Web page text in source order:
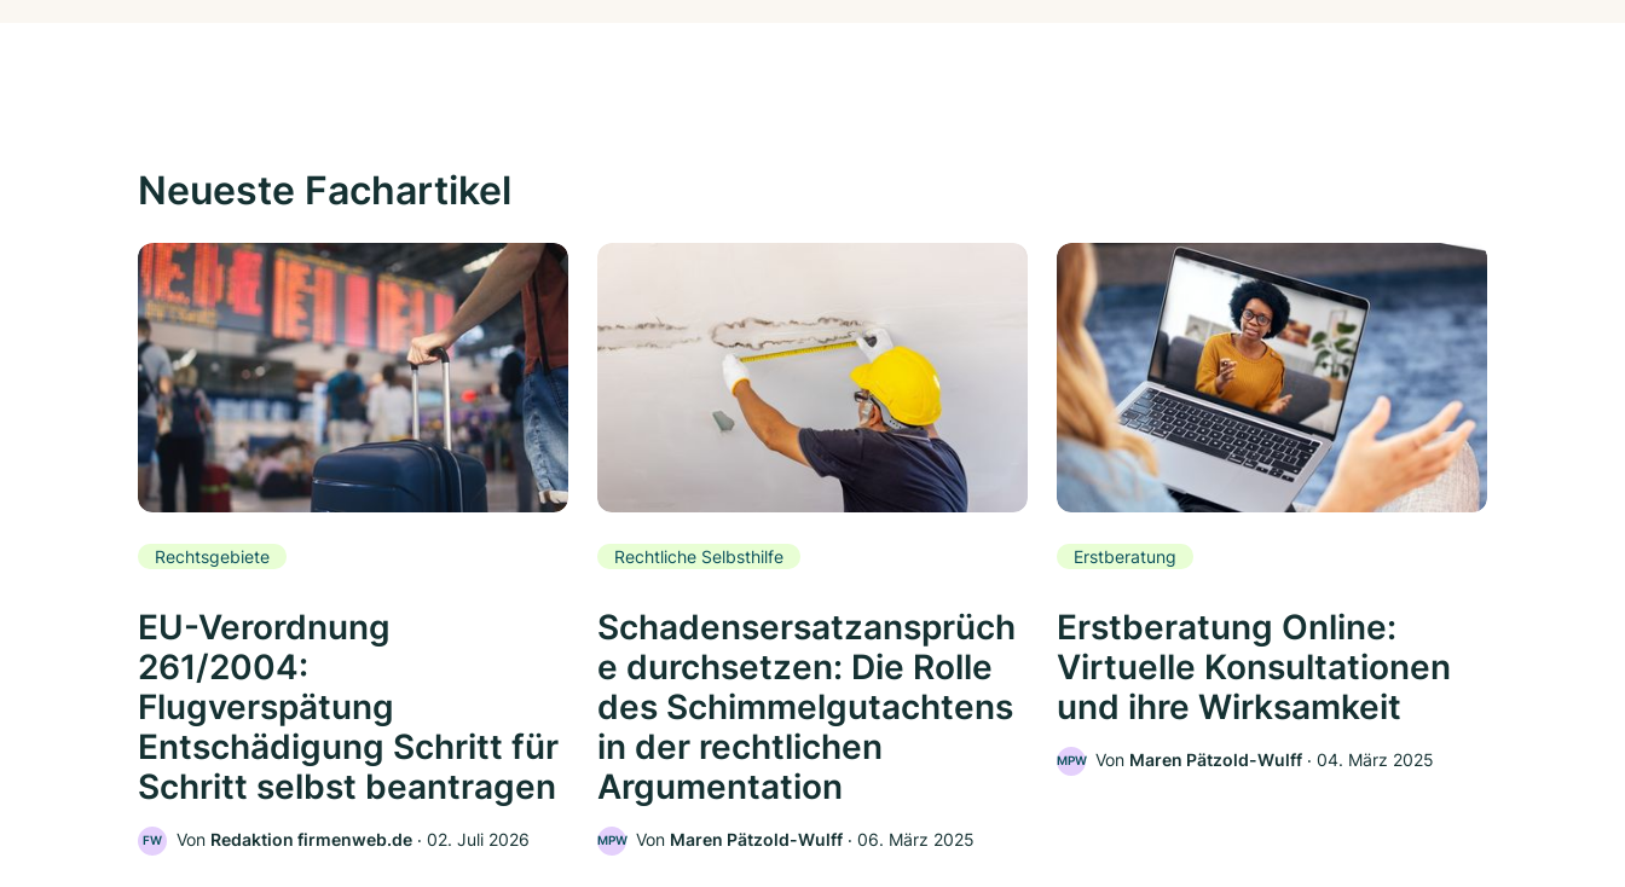
Neueste Fachartikel
Rechtsgebiete
EU-Verordnung
261/2004:
Flugverspätung
Entschädigung Schritt für
Schritt selbst beantragen
FW Von Redaktion firmenweb.de ‧ 02. Juli 2026
Rechtliche Selbsthilfe
Schadensersatzansprüch
e durchsetzen: Die Rolle
des Schimmelgutachtens
in der rechtlichen
Argumentation
MPW Von Maren Pätzold-Wulff ‧ 06. März 2025
Erstberatung
Erstberatung Online:
Virtuelle Konsultationen
und ihre Wirksamkeit
MPW Von Maren Pätzold-Wulff ‧ 04. März 2025